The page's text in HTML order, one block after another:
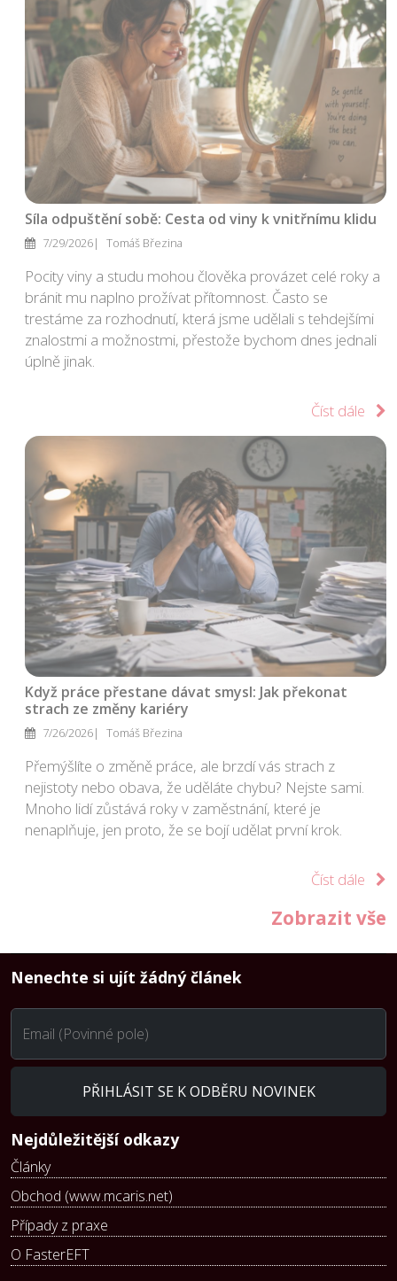
Síla odpuštění sobě: Cesta od viny k vnitřnímu klidu
7/29/2026 Tomáš Březina
Pocity viny a studu mohou člověka provázet celé roky a
bránit mu naplno prožívat přítomnost. Často se
trestáme za rozhodnutí, která jsme udělali s tehdejšími
znalostmi a možnostmi, přestože bychom dnes jednali
úplně jinak.
Číst dále
Když práce přestane dávat smysl: Jak překonat
strach ze změny kariéry
7/26/2026 Tomáš Březina
Přemýšlíte o změně práce, ale brzdí vás strach z
nejistoty nebo obava, že uděláte chybu? Nejste sami.
Mnoho lidí zůstává roky v zaměstnání, které je
nenaplňuje, jen proto, že se bojí udělat první krok.
Číst dále
Zobrazit vše
Nenechte si ujít žádný článek
Email (Povinné pole)
PŘIHLÁSIT SE K ODBĚRU NOVINEK
Nejdůležitější odkazy
Články
Obchod (www.mcaris.net)
Případy z praxe
O FasterEFT